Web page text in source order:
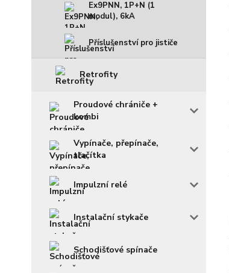
Ex9PNN, 1P+N (1
modul), 6kA
Příslušenství pro jističe
Retrofity
Proudové chrániče +
kombi
Vypínače, přepínače,
tlačítka
Impulzní relé
Instalační stykače
Schodišťové spínače